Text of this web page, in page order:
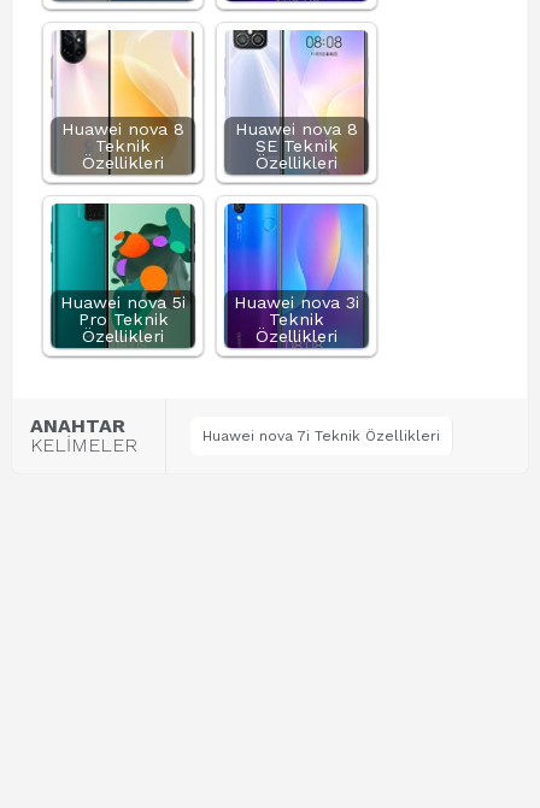
Huawei nova 8
Teknik
Özellikleri
Huawei nova 8
SE Teknik
Özellikleri
Huawei nova 5i
Pro Teknik
Özellikleri
Huawei nova 3i
Teknik
Özellikleri
ANAHTAR
KELİMELER
Huawei nova 7i Teknik Özellikleri